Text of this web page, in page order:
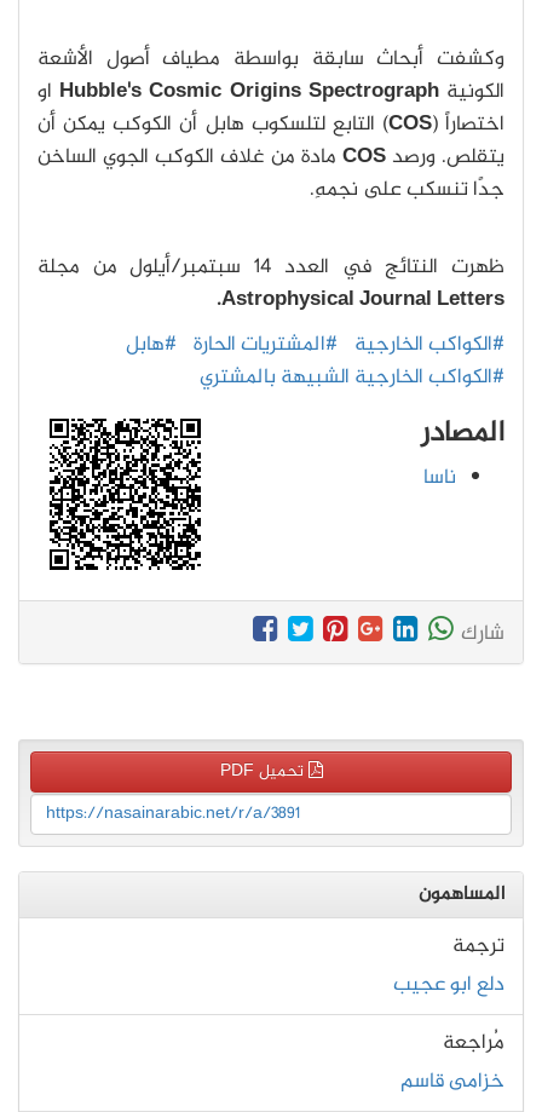
وكشفت أبحاث سابقة بواسطة مطياف أصول الأشعة
الكونيةHubble's Cosmic Origins Spectrograph او
اختصاراً (COS) التابع لتلسكوب هابل أن الكوكب يمكن أن
يتقلص. ورصدCOS مادة من غلاف الكوكب الجوي الساخن
جدًا تنسكب على نجمهِ.
ظهرت النتائج في العدد 14 سبتمبر/أيلول من مجلة
Astrophysical Journal Letters.
#الكواكب الخارجية #المشتريات الحارة #هابل
#الكواكب الخارجية الشبيهة بالمشتري
المصادر
ناسا
شارك
تحميل PDF
https://nasainarabic.net/r/a/3891
المساهمون
ترجمة
دلع ابو عجيب
مُراجعة
خزامى قاسم